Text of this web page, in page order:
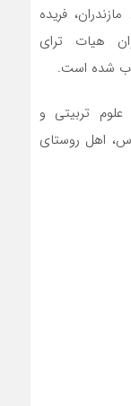
فریده
هیات ترای
شده است.
تربیتی و
اهل روستای